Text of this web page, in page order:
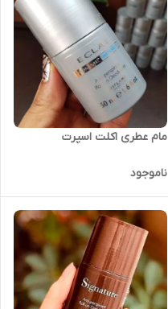
مام عطری اکلت اسپرت
ناموجود